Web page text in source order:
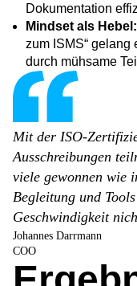
Dokumentation
Mindset als Hebel:
zum ISMS“ gelang
durch mühsame
Mit der ISO-
Ausschreibungen
viele gewonnen wie
Begleitung und
Geschwindigkeit
Johannes Darrmann
COO